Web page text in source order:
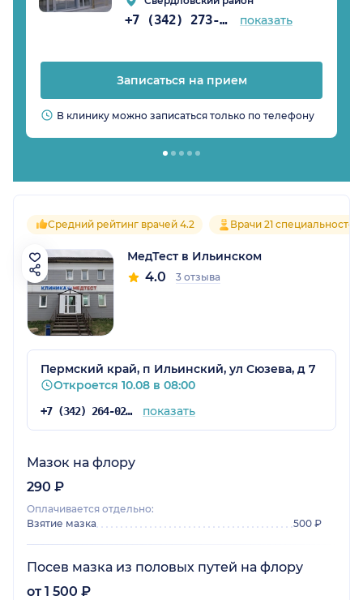
+7 (342) 273-82-37 показать
Записаться на прием
В клинику можно записаться только по телефону
Средний рейтинг врачей 4.2 Врачи 21 специальностей
МедТест в Ильинском
4.0 3 отзыва
Пермский край, п Ильинский, ул Сюзева, д 7
Откроется 10.08 в 08:00
+7 (342) 264-02-09 показать
Мазок на флору
290 ₽
Оплачивается отдельно:
Взятие мазка
500 ₽
Посев мазка из половых путей на флору
от 1 500 ₽